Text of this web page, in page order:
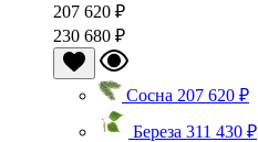
207 620 ₽
230 680 ₽
Сосна 207 620 ₽
Береза 311 430 ₽